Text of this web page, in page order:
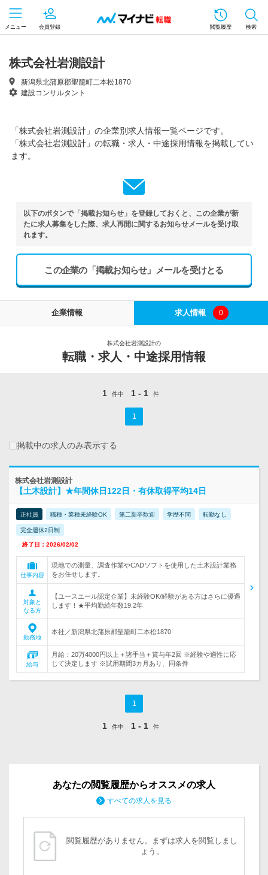
メニュー 会員登録 閲覧履歴 検索
株式会社岩測設計
新潟県北蒲原郡聖籠町二本松1870
建設コンサルタント
「株式会社岩測設計」の企業別求人情報一覧ページです。
「株式会社岩測設計」の転職・求人・中途採用情報を掲載してい
ます。
以下のボタンで「掲載お知らせ」を登録しておくと、この企業が新
たに求人募集をした際、求人再開に関するお知らせメールを受け取
れます。
この企業の「掲載お知らせ」メールを受けとる
企業情報 求人情報 0
株式会社岩測設計の
転職・求人・中途採用情報
1 件中 1 - 1 件
1
掲載中の求人のみ表示する
株式会社岩測設計
【土木設計】★年間休日122日・有休取得平均14日
正社員 職種・業種未経験OK 第二新卒歓迎 学歴不問 転勤なし
完全週休2日制
終了日：2026/02/02
仕事内容
現地での測量、調査作業やCADソフトを使用した土木設計業務
をお任せします。
対象と
なる方
【ユースエール認定企業】未経験OK/経験がある方はさらに優遇
します！★平均勤続年数19.2年
勤務地
本社／新潟県北蒲原郡聖籠町二本松1870
給与
月給：20万4000円以上＋諸手当＋賞与年2回 ※経験や適性に応
じて決定します ※試用期間3カ月あり、同条件
1
1 件中 1 - 1 件
あなたの閲覧履歴からオススメの求人
すべての求人を見る
閲覧履歴がありません。まずは求人を閲覧しまし
ょう。